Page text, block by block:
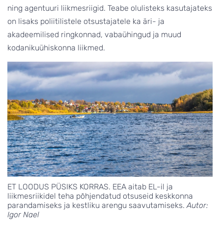
ning agentuuri liikmesriigid. Teabe olulisteks kasutajateks
on lisaks poliitilistele otsustajatele ka äri- ja
akadeemilised ringkonnad, vabaühingud ja muud
kodanikuühiskonna liikmed.
ET LOODUS PÜSIKS KORRAS. EEA aitab EL-il ja
liikmesriikidel teha põhjendatud otsuseid keskkonna
parandamiseks ja kestliku arengu saavutamiseks.Autor:
Igor Nael